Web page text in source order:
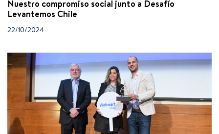
Nuestro compromiso social junto a Desafío
Levantemos Chile
22/10/2024